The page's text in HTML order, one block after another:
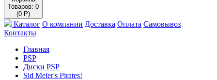
Товаров: 0
(0 Р)
Каталог О компании Доставка Оплата Самовывоз
Контакты
Главная
PSP
Диски PSP
Sid Meier's Pirates!